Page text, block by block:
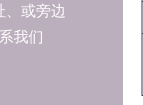
或旁边
我们